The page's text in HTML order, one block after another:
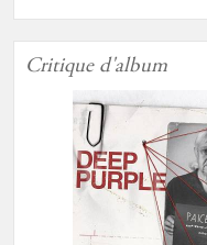
Critique d'album